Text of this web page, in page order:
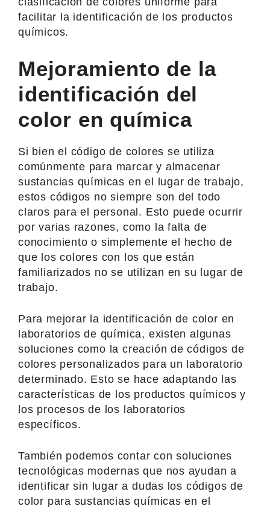
facilitar la identificación de los productos
químicos.
Mejoramiento de la
identificación del
color en química
Si bien el código de colores se utiliza
comúnmente para marcar y almacenar
sustancias químicas en el lugar de trabajo,
estos códigos no siempre son del todo
claros para el personal. Esto puede ocurrir
por varias razones, como la falta de
conocimiento o simplemente el hecho de
que los colores con los que están
familiarizados no se utilizan en su lugar de
trabajo.
Para mejorar la identificación de color en
laboratorios de química, existen algunas
soluciones como la creación de códigos de
colores personalizados para un laboratorio
determinado. Esto se hace adaptando las
características de los productos químicos y
los procesos de los laboratorios
específicos.
También podemos contar con soluciones
tecnológicas modernas que nos ayudan a
identificar sin lugar a dudas los códigos de
color para sustancias químicas en el